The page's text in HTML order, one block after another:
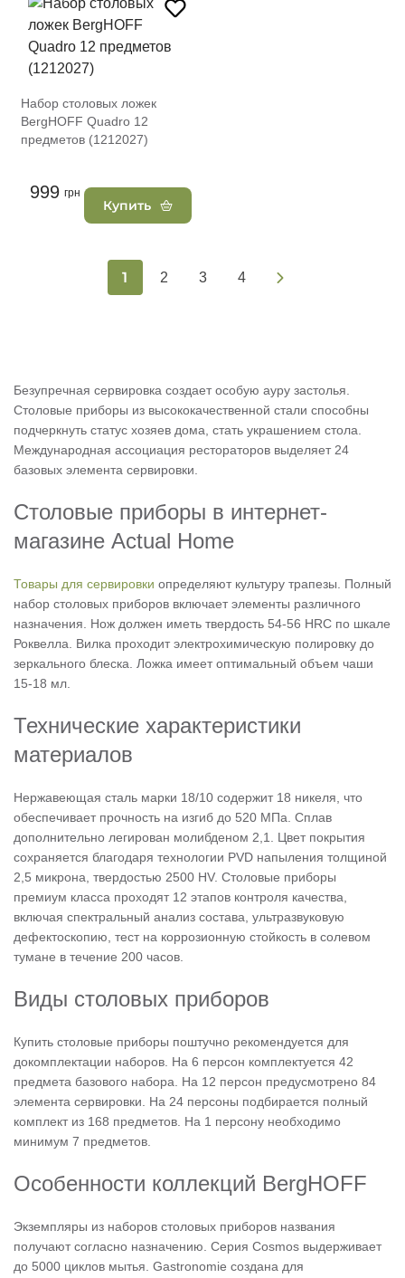
Набор столовых ложек
BergHOFF Quadro 12
предметов (1212027)
999 грн
Купить
1 2 3 4
Безупречная сервировка создает особую ауру застолья.
Столовые приборы из высококачественной стали способны
подчеркнуть статус хозяев дома, стать украшением стола.
Международная ассоциация рестораторов выделяет 24
базовых элемента сервировки.
Столовые приборы в интернет-
магазине Actual Home
Товары для сервировки определяют культуру трапезы. Полный
набор столовых приборов включает элементы различного
назначения. Нож должен иметь твердость 54-56 HRC по шкале
Роквелла. Вилка проходит электрохимическую полировку до
зеркального блеска. Ложка имеет оптимальный объем чаши
15-18 мл.
Технические характеристики
материалов
Нержавеющая сталь марки 18/10 содержит 18 никеля, что
обеспечивает прочность на изгиб до 520 МПа. Сплав
дополнительно легирован молибденом 2,1. Цвет покрытия
сохраняется благодаря технологии PVD напыления толщиной
2,5 микрона, твердостью 2500 HV. Столовые приборы
премиум класса проходят 12 этапов контроля качества,
включая спектральный анализ состава, ультразвуковую
дефектоскопию, тест на коррозионную стойкость в солевом
тумане в течение 200 часов.
Виды столовых приборов
Купить столовые приборы поштучно рекомендуется для
докомплектации наборов. На 6 персон комплектуется 42
предмета базового набора. На 12 персон предусмотрено 84
элемента сервировки. На 24 персоны подбирается полный
комплект из 168 предметов. На 1 персону необходимо
минимум 7 предметов.
Особенности коллекций BergHOFF
Экземпляры из наборов столовых приборов названия
получают согласно назначению. Серия Cosmos выдерживает
до 5000 циклов мытья. Gastronomie создана для